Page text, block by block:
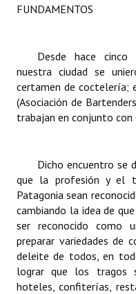
Ejecución Presupuestaria
NORMATIVA
Comunicaciones
Resoluciones
Resoluciones de
INSTITUCIONAL
Antiguos Pobladores
Noticias Destacadas
FUNDAMENTOS
Desde hace cinco
nuestra ciudad se
certamen de coctelería;
(Asociación de
trabajan en conjunto con
Dicho encuentro se
que la profesión y el
Patagonia sean
cambiando la idea de
ser reconocido como
preparar variedades de
deleite de todos, en
lograr que los tragos
hoteles, confiterías,